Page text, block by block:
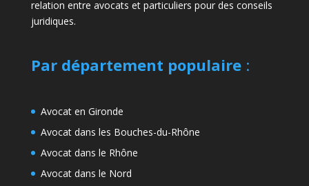
relation entre avocats et particuliers pour des conseils
juridiques.
Par département populaire:
Avocat en Gironde
Avocat dans les Bouches-du-Rhône
Avocat dans le Rhône
Avocat dans le Nord